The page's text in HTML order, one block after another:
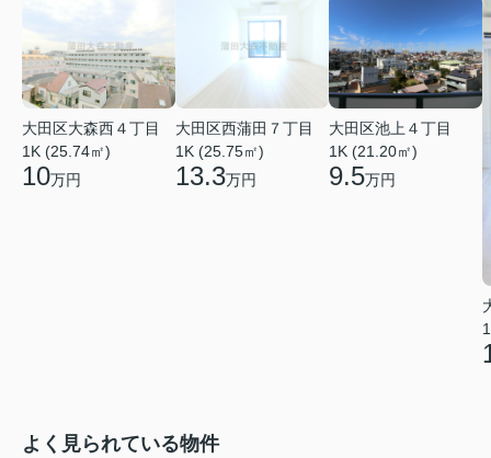
大田区大森西４丁目
1K (25.74㎡)
10万円
大田区西蒲田７丁目
1K (25.75㎡)
13.3万円
大田区池上４丁目
1K (21.20㎡)
9.5万円
よく見られている物件